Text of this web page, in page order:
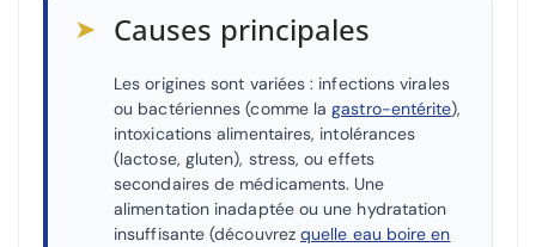
➤ Causes principales
Les origines sont variées : infections virales
ou bactériennes (comme lagastro-entérite),
intoxications alimentaires, intolérances
(lactose, gluten), stress, ou effets
secondaires de médicaments. Une
alimentation inadaptée ou une hydratation
insuffisante (découvrezquelle eau boire en